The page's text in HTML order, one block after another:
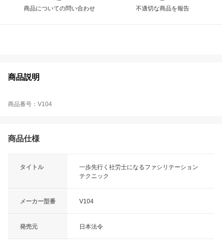
商品についての問い合わせ 不適切な商品を報告
商品説明
商品番号：V104
商品仕様
タイトル
一歩先行く社労士になるファシリテーション
テクニック
メーカー型番 V104
発売元 日本法令